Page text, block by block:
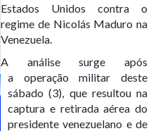
Estados Unidos contra o
regime de Nicolás Maduro na
Venezuela.
A análise surge após
a operação militar deste
sábado (3), que resultou na
captura e retirada aérea do
presidente venezuelano e de